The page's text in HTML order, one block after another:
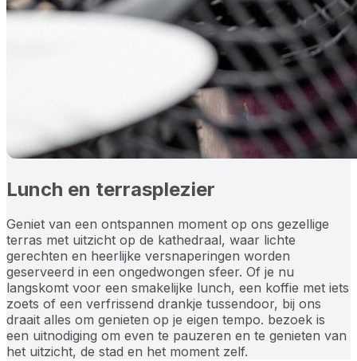
Lunch en terrasplezier
Geniet van een ontspannen moment op ons gezellige
terras met uitzicht op de kathedraal, waar lichte
gerechten en heerlijke versnaperingen worden
geserveerd in een ongedwongen sfeer. Of je nu
langskomt voor een smakelijke lunch, een koffie met iets
zoets of een verfrissend drankje tussendoor, bij ons
draait alles om genieten op je eigen tempo. bezoek is
een uitnodiging om even te pauzeren en te genieten van
het uitzicht, de stad en het moment zelf.